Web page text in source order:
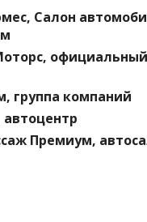
Салон
группа компаний
Премиум,